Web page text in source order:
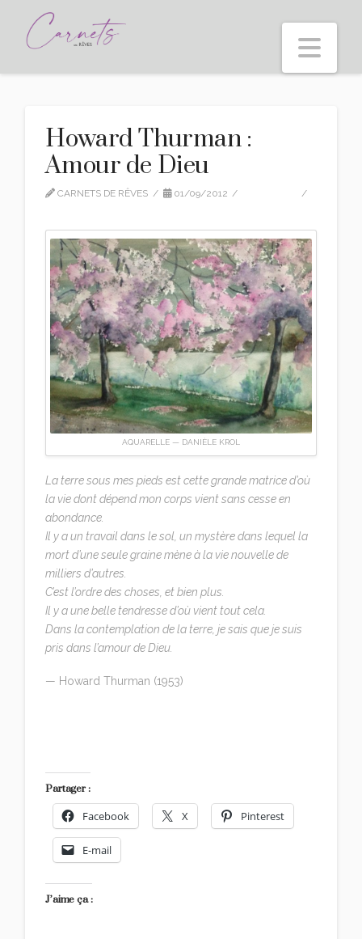
Howard Thurman :
Amour de Dieu
CARNETS DE RÊVES 01/09/2012
AQUARELLE — DANIÈLE KROL
La terre sous mes pieds est cette grande matrice d’où
la vie dont dépend mon corps vient sans cesse en
abondance.
Il y a un travail dans le sol, un mystère dans lequel la
mort d’une seule graine mène à la vie nouvelle de
milliers d’autres.
C’est l’ordre des choses, et bien plus.
Il y a une belle tendresse d’où vient tout cela.
Dans la contemplation de la terre, je sais que je suis
pris dans l’amour de Dieu.
— Howard Thurman (1953)
Partager :
Facebook X Pinterest
E-mail
J’aime ça :